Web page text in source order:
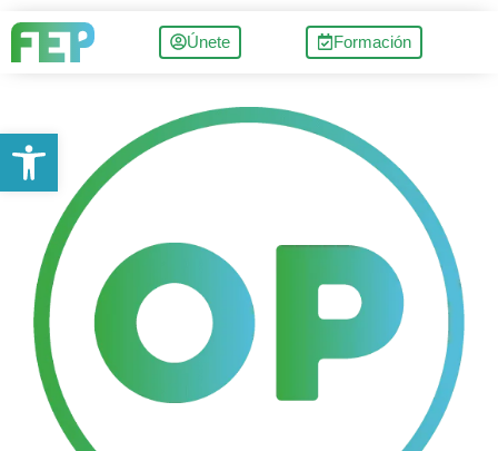
Únete Formación
Abrir barra de herramientas